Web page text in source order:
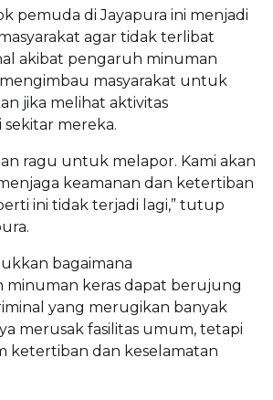
pemuda di Jayapura ini menjadi
agar tidak terlibat
akibat pengaruh minuman
mengimbau masyarakat untuk
jika melihat aktivitas
mereka.
ragu untuk melapor. Kami akan
keamanan dan ketertiban
ini tidak terjadi lagi,” tutup
bagaimana
minuman keras dapat berujung
yang merugikan banyak
merusak fasilitas umum, tetapi
ketertiban dan keselamatan